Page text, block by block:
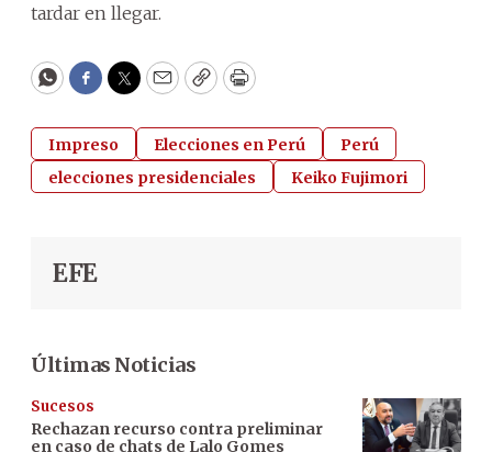
tardar en llegar.
WhatsApp
Facebook
Twitter
EmailCopyPrint
Impreso Elecciones en Perú
Perú
elecciones presidenciales
Keiko Fujimori
EFE
Últimas Noticias
Sucesos
Rechazan recurso contra preliminar
en caso de chats de Lalo Gomes